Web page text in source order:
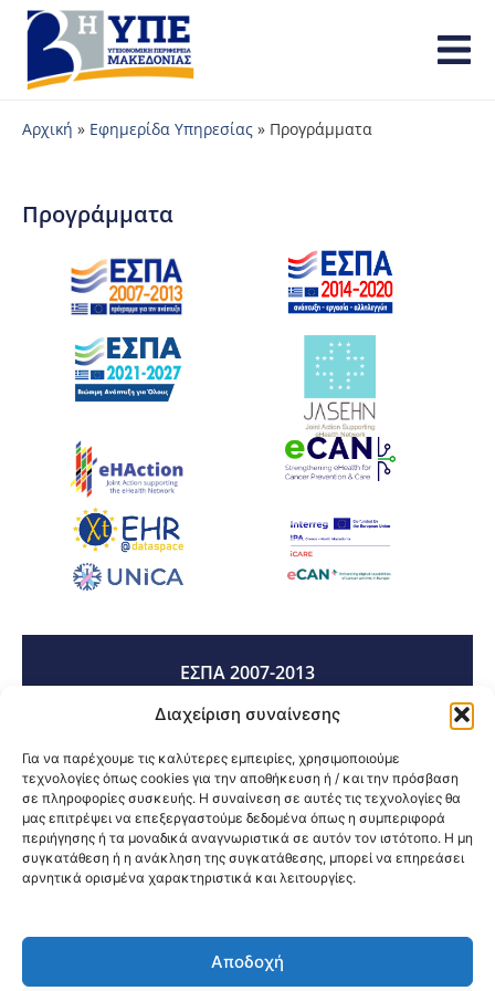
Διαχείριση συναίνεσης
Για να παρέχουμε τις καλύτερες εμπειρίες, χρησιμοποιούμε
τεχνολογίες όπως cookies για την αποθήκευση ή / και την πρόσβαση
σε πληροφορίες συσκευής. Η συναίνεση σε αυτές τις τεχνολογίες θα
μας επιτρέψει να επεξεργαστούμε δεδομένα όπως η συμπεριφορά
περιήγησης ή τα μοναδικά αναγνωριστικά σε αυτόν τον ιστότοπο. Η μη
συγκατάθεση ή η ανάκληση της συγκατάθεσης, μπορεί να επηρεάσει
αρνητικά ορισμένα χαρακτηριστικά και λειτουργίες.
Αποδοχή
Αρχική » Εφημερίδα Υπηρεσίας » Προγράμματα
Προγράμματα
ΕΣΠΑ 2007-2013
ΕΣΠΑ 2014-2020
ΕΣΠΑ 2021-2027
@2026 3ype.gr All rights reserved